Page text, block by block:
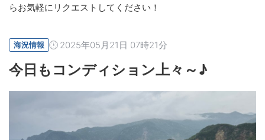
らお気軽にリクエストしてください！
海況情報 2025年05月21日 07時21分
今日もコンディション上々～♪